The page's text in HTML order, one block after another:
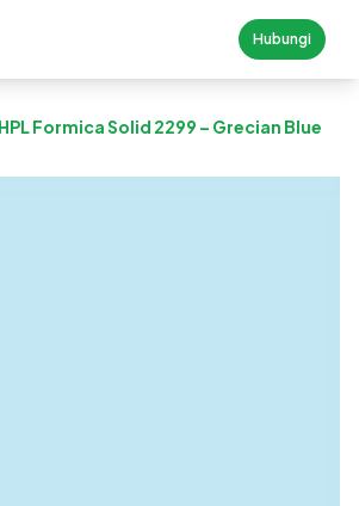
Hubungi
HPL Formica Solid 2299 – Grecian Blue